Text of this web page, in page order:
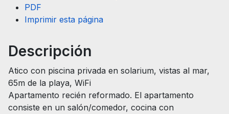
PDF
Imprimir esta página
Descripción
Atico con piscina privada en solarium, vistas al mar,
65m de la playa, WiFi
Apartamento recién reformado. El apartamento
consiste en un salón/comedor, cocina con